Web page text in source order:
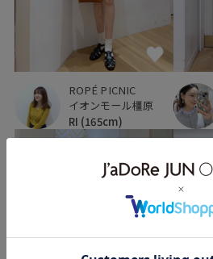
ROPÉ PICNIC
イオンモール橿原
RI (165cm)